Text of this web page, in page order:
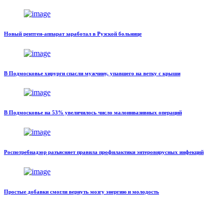
Новый рентген-аппарат заработал в Рузской больнице
В Подмосковье хирурги спасли мужчину, упавшего на ветку с крыши
В Подмосковье на 53% увеличилось число малоинвазивных операций
Роспотребнадзор разъясняет правила профилактики энтеровирусных инфекций
Простые добавки смогли вернуть мозгу энергию и молодость